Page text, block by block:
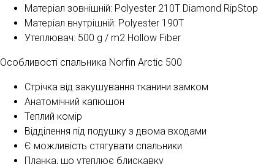
Матеріал зовнішній: Polyester 210T Diamond RipStop
Матеріал внутрішній: Polyester 190T
Утеплювач: 500 g / m2 Hollow Fiber
Особливості спальника Norfin Arctic 500
Стрічка від закушування тканини замком
Анатомічний капюшон
Теплий комір
Відділення під подушку з двома входами
Є можливість стягувати спальники
Планка, що утеплює блискавку